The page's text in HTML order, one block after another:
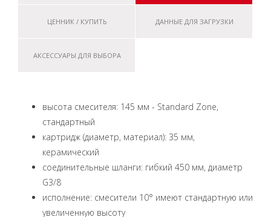
ЦЕННИК / КУПИТЬ ДАННЫЕ ДЛЯ ЗАГРУЗКИ
АКСЕССУАРЫ ДЛЯ ВЫБОРА
высота смесителя: 145 мм - Standard Zone,
стандартный
картридж (диаметр, материал): 35 мм,
керамический
соединительные шланги: гибкий 450 мм, диаметр
G3/8
исполнение: смесители 10° имеют стандартную или
увеличенную высоту